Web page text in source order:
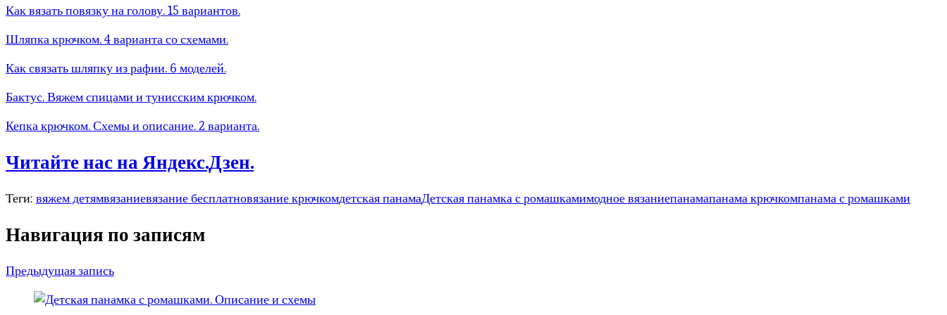
Как вязать повязку на голову. 15 вариантов.
Шляпка крючком. 4 варианта со схемами.
Как связать шляпку из рафии. 6 моделей.
Бактус. Вяжем спицами и тунисским крючком.
Кепка крючком. Схемы и описание. 2 варианта.
Читайте нас на Яндекс.Дзен.
Теги: вяжем детямвязаниевязание бесплатновязание крючкомдетская панамаДетская панамка с ромашкамимодное вязаниепанамапанама крючкомпанама с ромашками
Навигация по записям
Предыдущая запись